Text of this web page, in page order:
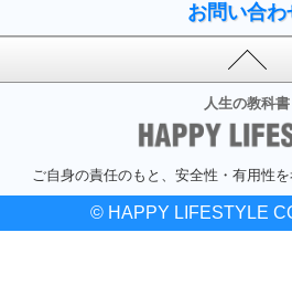
お問い合わ
人生の教科書
ご自身の責任のもと、安全性・有用性を
© HAPPY LIFESTYLE